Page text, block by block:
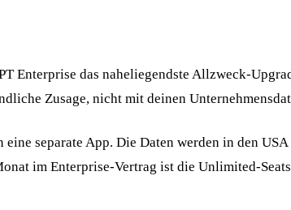
Enterprise das naheliegendste Allzweck-
Zusage, nicht mit deinen
separate App. Die Daten werden in den
im Enterprise-Vertrag ist die Unlimited-